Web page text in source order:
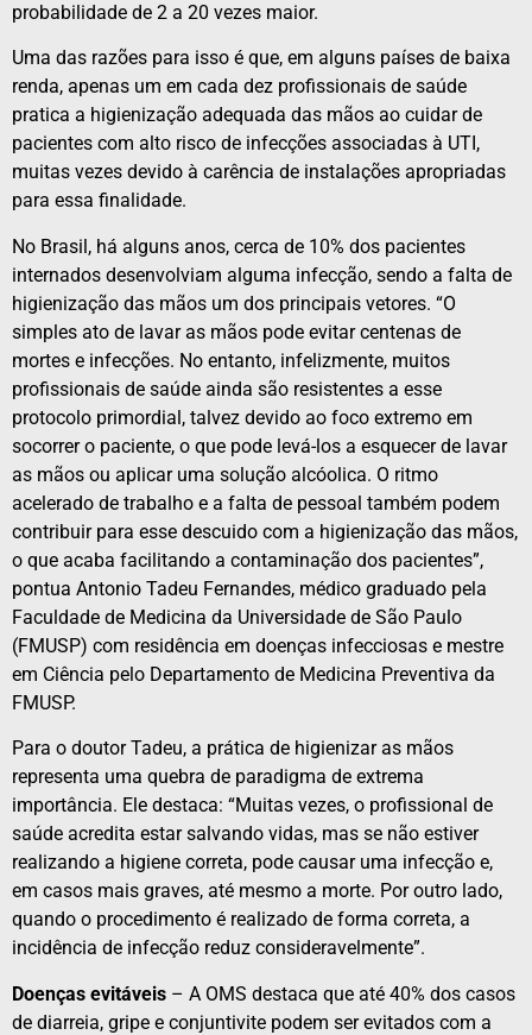
probabilidade de 2 a 20 vezes maior.
Uma das razões para isso é que, em alguns países de baixa
renda, apenas um em cada dez profissionais de saúde
pratica a higienização adequada das mãos ao cuidar de
pacientes com alto risco de infecções associadas à UTI,
muitas vezes devido à carência de instalações apropriadas
para essa finalidade.
No Brasil, há alguns anos, cerca de 10% dos pacientes
internados desenvolviam alguma infecção, sendo a falta de
higienização das mãos um dos principais vetores. “O
simples ato de lavar as mãos pode evitar centenas de
mortes e infecções. No entanto, infelizmente, muitos
profissionais de saúde ainda são resistentes a esse
protocolo primordial, talvez devido ao foco extremo em
socorrer o paciente, o que pode levá-los a esquecer de lavar
as mãos ou aplicar uma solução alcóolica. O ritmo
acelerado de trabalho e a falta de pessoal também podem
contribuir para esse descuido com a higienização das mãos,
o que acaba facilitando a contaminação dos pacientes”,
pontua Antonio Tadeu Fernandes, médico graduado pela
Faculdade de Medicina da Universidade de São Paulo
(FMUSP) com residência em doenças infecciosas e mestre
em Ciência pelo Departamento de Medicina Preventiva da
FMUSP.
Para o doutor Tadeu, a prática de higienizar as mãos
representa uma quebra de paradigma de extrema
importância. Ele destaca: “Muitas vezes, o profissional de
saúde acredita estar salvando vidas, mas se não estiver
realizando a higiene correta, pode causar uma infecção e,
em casos mais graves, até mesmo a morte. Por outro lado,
quando o procedimento é realizado de forma correta, a
incidência de infecção reduz consideravelmente”.
Doenças evitáveis – A OMS destaca que até 40% dos casos
de diarreia, gripe e conjuntivite podem ser evitados com a